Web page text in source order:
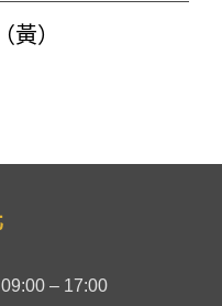
黃）
– 17:00